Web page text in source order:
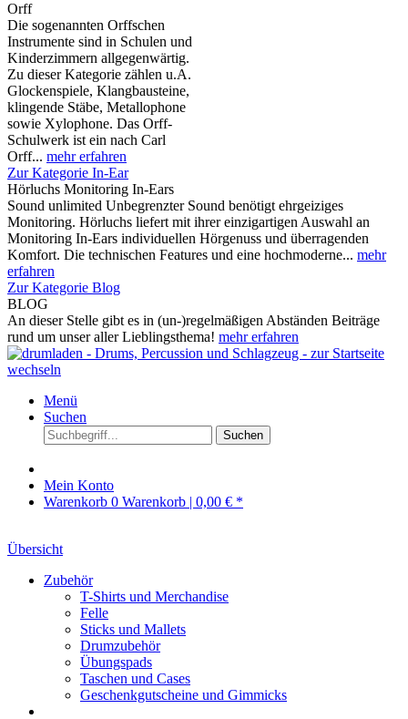
Orff
Die sogenannten Orffschen
Instrumente sind in Schulen und
Kinderzimmern allgegenwärtig.
Zu dieser Kategorie zählen u.A.
Glockenspiele, Klangbausteine,
klingende Stäbe, Metallophone
sowie Xylophone. Das Orff-
Schulwerk ist ein nach Carl
Orff... mehr erfahren
Zur Kategorie In-Ear
Hörluchs Monitoring In-Ears
Sound unlimited Unbegrenzter Sound benötigt ehrgeiziges
Monitoring. Hörluchs liefert mit ihrer einzigartigen Auswahl an
Monitoring In-Ears individuellen Hörgenuss und überragenden
Komfort. Die technischen Features und eine hochmoderne... mehr
erfahren
Zur Kategorie Blog
BLOG
An dieser Stelle gibt es in (un-)regelmäßigen Abständen Beiträge
rund um unser aller Lieblingsthema! mehr erfahren
Menü
Suchen
Suchen
Mein Konto
Warenkorb 0 Warenkorb | 0,00 € *
Übersicht
Zubehör
T-Shirts und Merchandise
Felle
Sticks und Mallets
Drumzubehör
Übungspads
Taschen und Cases
Geschenkgutscheine und Gimmicks